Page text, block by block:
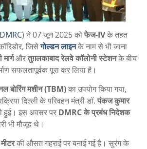
DMRC) ने 07 जून 2025 कोफेज-IVके तहत
जिसेगोल्डन लाइनके नाम से भी जाना
औरतुग़लकाबाद रेलवे कॉलोनी स्टेशनके बीच
सफलतापूर्वक पूरा कर लिया है।
बोरिंग मशीन (TBM)का उपयोग किया गया,
दिल्ली के परिवहन मंत्री डॉ.पंकज कुमार
हुई। इस अवसर पर DMRC के प्रबंध निदेशक
भी मौजूद थे।
की औसत गहराई पर बनाई गई है। सुरंग के